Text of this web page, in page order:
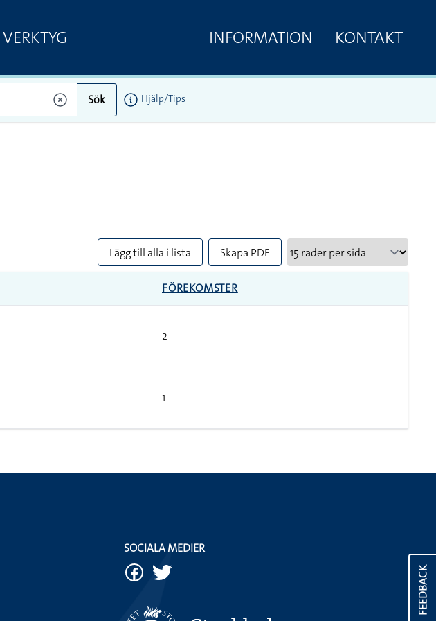
VERKTYG INFORMATION KONTAKT
Sök Hjälp/Tips
Lägg till alla i lista Skapa PDF
FÖREKOMSTER
2
1
FEEDBACK
SOCIALA MEDIER